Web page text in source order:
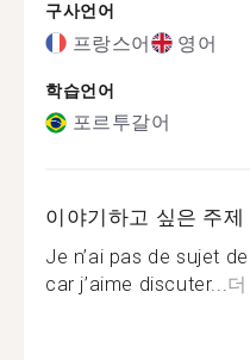
구사언어
프랑스어 영어
학습언어
포르투갈어
이야기하고 싶은 주제
Je n’ai pas de sujet
car j’aime discuter...